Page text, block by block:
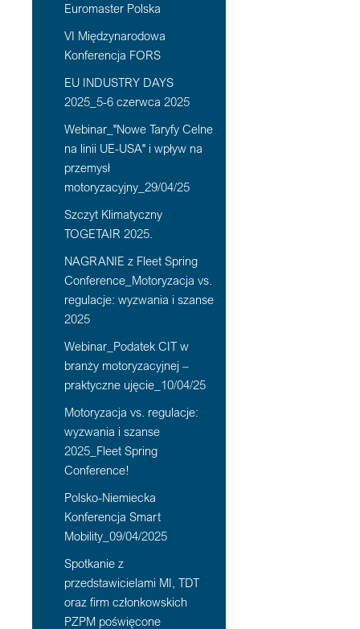
Euromaster Polska
VI Międzynarodowa
Konferencja FORS
EU INDUSTRY DAYS
2025_5-6 czerwca 2025
Webinar_"Nowe Taryfy Celne
na linii UE-USA" i wpływ na
przemysł
motoryzacyjny_29/04/25
Szczyt Klimatyczny
TOGETAIR 2025.
NAGRANIE z Fleet Spring
Conference_Motoryzacja vs.
regulacje: wyzwania i szanse
2025
Webinar_Podatek CIT w
branży motoryzacyjnej –
praktyczne ujęcie_10/04/25
Motoryzacja vs. regulacje:
wyzwania i szanse
2025_Fleet Spring
Conference!
Polsko-Niemiecka
Konferencja Smart
Mobility_09/04/2025
Spotkanie z
przedstawicielami MI, TDT
oraz firm członkowskich
PZPM poświęcone